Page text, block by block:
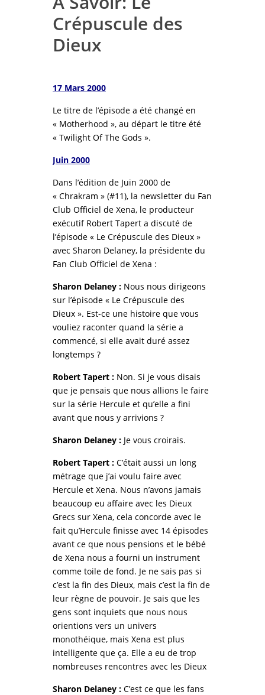
Crépuscule des
Dieux
17 Mars 2000
Le titre de l’épisode a été changé en
« Motherhood », au départ le titre été
« Twilight Of The Gods ».
Juin 2000
Dans l’édition de Juin 2000 de
« Chrakram » (#11), la newsletter du Fan
Club Officiel de Xena, le producteur
exécutif Robert Tapert a discuté de
l’épisode « Le Crépuscule des Dieux »
avec Sharon Delaney, la présidente du
Fan Club Officiel de Xena :
Sharon Delaney : Nous nous dirigeons
sur l’épisode « Le Crépuscule des
Dieux ». Est-ce une histoire que vous
vouliez raconter quand la série a
commencé, si elle avait duré assez
longtemps ?
Robert Tapert : Non. Si je vous disais
que je pensais que nous allions le faire
sur la série Hercule et qu’elle a fini
avant que nous y arrivions ?
Sharon Delaney : Je vous croirais.
Robert Tapert : C’était aussi un long
métrage que j’ai voulu faire avec
Hercule et Xena. Nous n’avons jamais
beaucoup eu affaire avec les Dieux
Grecs sur Xena, cela concorde avec le
fait qu’Hercule finisse avec 14 épisodes
avant ce que nous pensions et le bébé
de Xena nous a fourni un instrument
comme toile de fond. Je ne sais pas si
c’est la fin des Dieux, mais c’est la fin de
leur règne de pouvoir. Je sais que les
gens sont inquiets que nous nous
orientions vers un univers
monothéique, mais Xena est plus
intelligente que ça. Elle a eu de trop
nombreuses rencontres avec les Dieux
Sharon Delaney : C’est ce que les fans